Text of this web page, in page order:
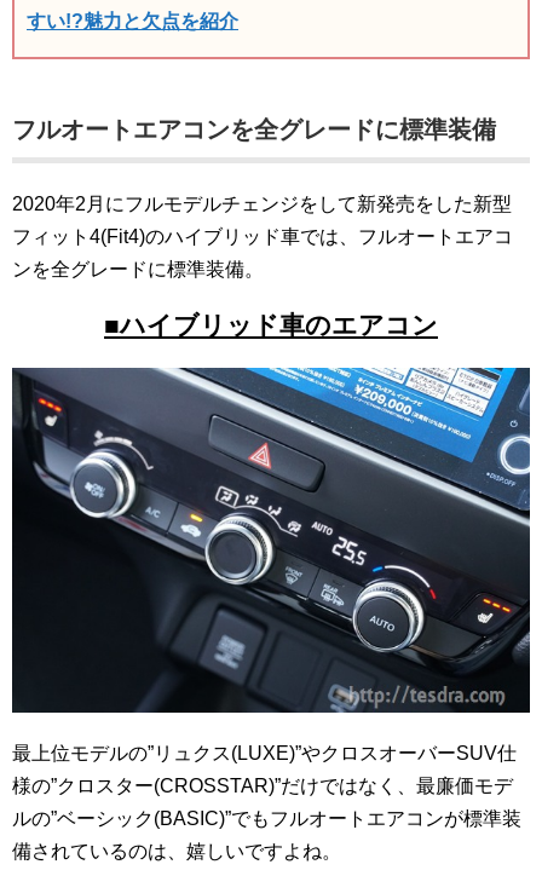
すい!?魅力と欠点を紹介
フルオートエアコンを全グレードに標準装備
2020年2月にフルモデルチェンジをして新発売をした新型
フィット4(Fit4)のハイブリッド車では、フルオートエアコ
ンを全グレードに標準装備。
■ハイブリッド車のエアコン
最上位モデルの”リュクス(LUXE)”やクロスオーバーSUV仕
様の”クロスター(CROSSTAR)”だけではなく、最廉価モデ
ルの”ベーシック(BASIC)”でもフルオートエアコンが標準装
備されているのは、嬉しいですよね。